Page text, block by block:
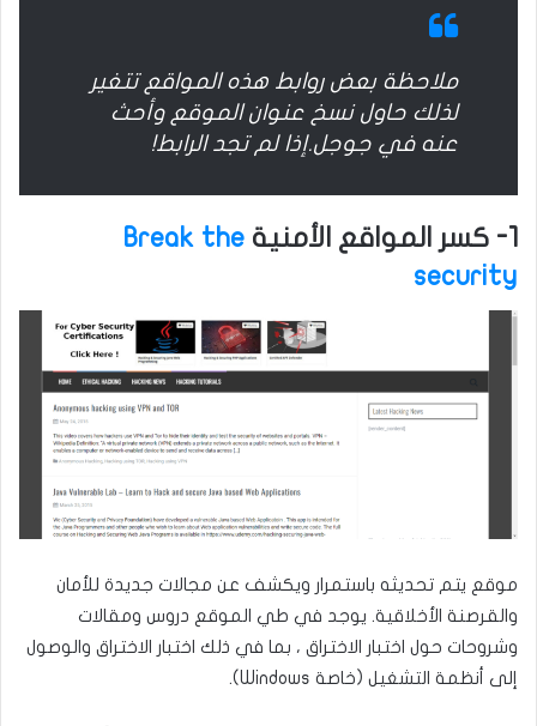
ملاحظة بعض روابط هذه المواقع تتغير
لذلك حاول نسخ عنوان الموقع وأحث
عنه في جوجل.إذا لم تجد الرابط!
1- كسر المواقع الأمنية
Break the
security
موقع يتم تحديثه باستمرار ويكشف عن مجالات جديدة للأمان
والقرصنة الأخلاقية. يوجد في طي الموقع دروس ومقالات
وشروحات حول اختبار الاختراق ، بما في ذلك اختبار الاختراق والوصول
إلى أنظمة التشغيل (خاصة Windows).